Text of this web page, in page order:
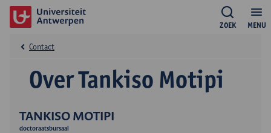
MENU
ZOEK
TANKISO MOTIPI
doctoraatsbursaal
Over Tankiso Motipi
Contact